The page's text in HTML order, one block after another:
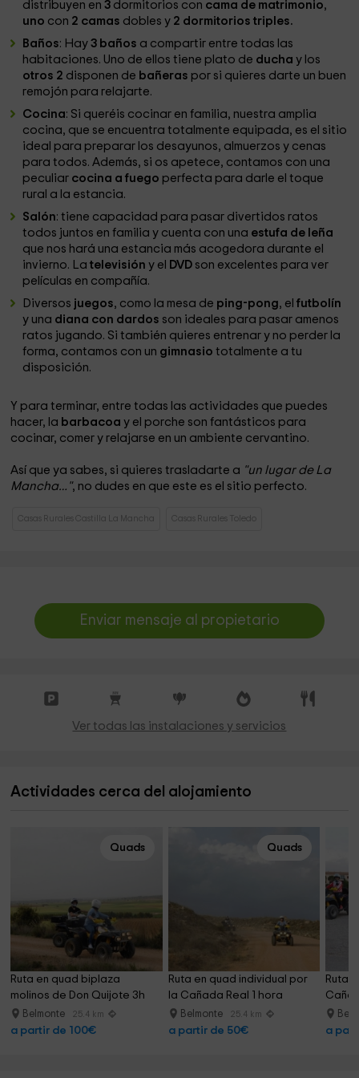
distribuyen en3 dormitorios con cama de matrimonio,
uno con 2 camas dobles y 2 dormitorios triples.
Baños: Hay3 baños a compartir entre todas las
habitaciones. Uno de ellos tiene plato de duchay los
otros 2 disponen de bañeras por si quieres darte un buen
remojón para relajarte.
Cocina: Si queréis cocinar en familia, nuestra amplia
cocina, que se encuentra totalmente equipada, es el sitio
ideal para preparar los desayunos, almuerzos y cenas
para todos. Además, si os apetece, contamos con una
peculiar cocina a fuego perfecta para darle el toque
rural a la estancia.
Salón: tiene capacidad para pasar divertidos ratos
todos juntos en familia y cuenta con una estufa de leña
que nos hará una estancia más acogedora durante el
invierno. Latelevisióny el DVD son excelentes para ver
películas en compañía.
Diversos juegos, como la mesa de ping-pong, elfutbolín
y una diana con dardos son ideales para pasar amenos
ratos jugando. Si también quieres entrenar y no perder la
forma, contamos con un gimnasio totalmente a tu
disposición.
Y para terminar, entre todas las actividades que puedes
hacer, la barbacoa y el porche son fantásticos para
cocinar, comer y relajarse en un ambiente cervantino.
Así que ya sabes, si quieres trasladarte a "un lugar de La
Mancha…", no dudes en que este es el sitio perfecto.
Casas Rurales Castilla La Mancha Casas Rurales Toledo
Enviar mensaje al propietario
Ver todas las instalaciones y servicios
Actividades cerca del alojamiento
Quads
Ruta en quad biplaza
molinos de Don Quijote 3h
Belmonte 25.4 km
a partir de 100€
Quads
Ruta en quad individual por
la Cañada Real 1 hora
Belmonte 25.4 km
a partir de 50€
Ruta
a